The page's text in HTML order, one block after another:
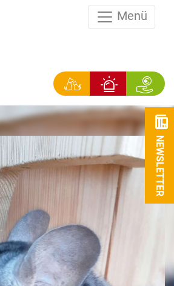
Menü
NEWSLETTER